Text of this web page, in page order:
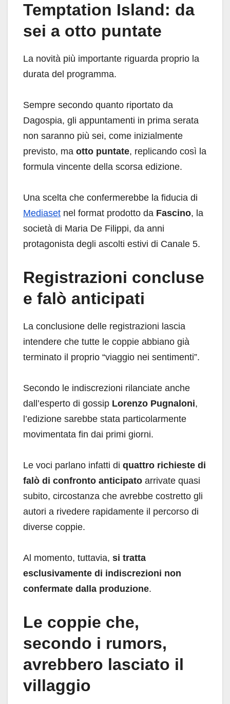
Temptation Island: da
sei a otto puntate
La novità più importante riguarda proprio la
durata del programma.
Sempre secondo quanto riportato da
Dagospia, gli appuntamenti in prima serata
non saranno più sei, come inizialmente
previsto, ma otto puntate, replicando così la
formula vincente della scorsa edizione.
Una scelta che confermerebbe la fiducia di
Mediaset nel format prodotto da Fascino, la
società di Maria De Filippi, da anni
protagonista degli ascolti estivi di Canale 5.
Registrazioni concluse
e falò anticipati
La conclusione delle registrazioni lascia
intendere che tutte le coppie abbiano già
terminato il proprio “viaggio nei sentimenti”.
Secondo le indiscrezioni rilanciate anche
dall’esperto di gossip Lorenzo Pugnaloni,
l’edizione sarebbe stata particolarmente
movimentata fin dai primi giorni.
Le voci parlano infatti di quattro richieste di
falò di confronto anticipato arrivate quasi
subito, circostanza che avrebbe costretto gli
autori a rivedere rapidamente il percorso di
diverse coppie.
Al momento, tuttavia, si tratta
esclusivamente di indiscrezioni non
confermate dalla produzione.
Le coppie che,
secondo i rumors,
avrebbero lasciato il
villaggio